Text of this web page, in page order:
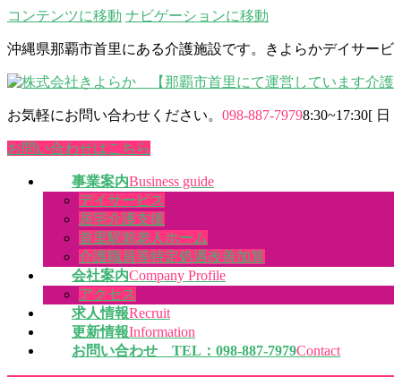
コンテンツに移動 ナビゲーションに移動
沖縄県那覇市首里にある介護施設です。きよらかデイサー
お気軽にお問い合わせください。 098-887-79798:30~17:30[
お問い合わせはこちら
事業案内Business guide
デイサービス
居宅介護支援
首里駅前老人ホーム
介護職員等特定処遇改善加算
会社案内Company Profile
アクセス
求人情報Recruit
更新情報Information
お問い合わせ TEL：098-887-7979Contact